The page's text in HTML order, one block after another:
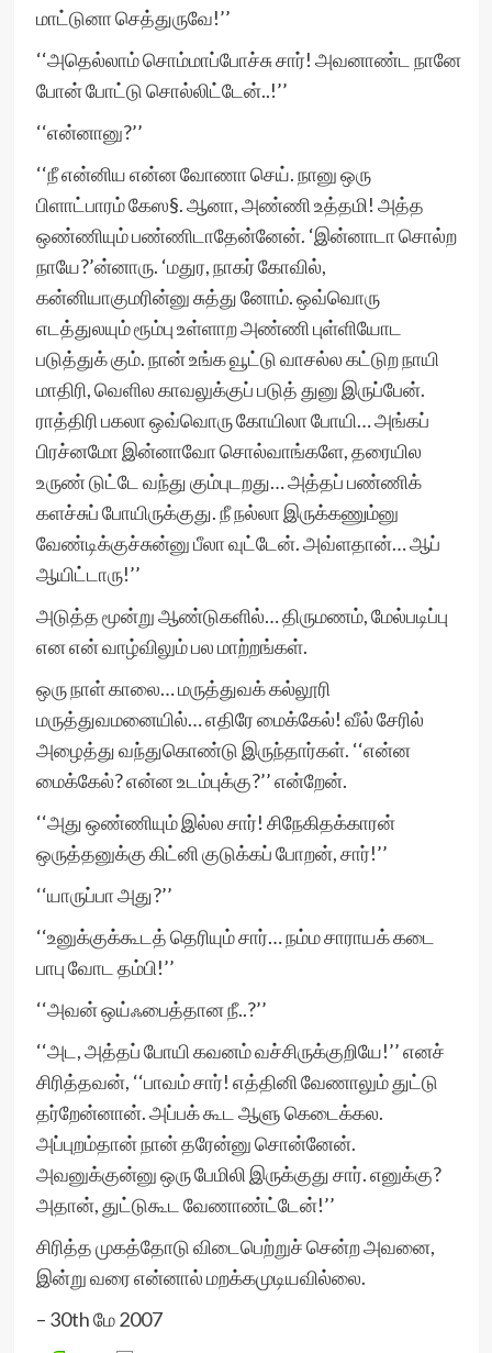
மாட்டுனா செத்துருவே!’’
‘‘அதெல்லாம் சொம்மாப்போச்சு சார்! அவனாண்ட நானே
போன் போட்டு சொல்லிட்டேன்..!’’
‘‘என்னானு?’’
‘‘நீ என்னிய என்ன வோணா செய். நானு ஒரு
பிளாட்பாரம் கேஸ§. ஆனா, அண்ணி உத்தமி! அத்த
ஒண்ணியும் பண்ணிடாதேன்னேன். ‘இன்னாடா சொல்ற
நாயே?’ன்னாரு. ‘மதுர, நாகர் கோவில்,
கன்னியாகுமரின்னு சுத்து னோம். ஒவ்வொரு
எடத்துலயும் ரூம்பு உள்ளாற அண்ணி புள்ளியோட
படுத்துக் கும். நான் உங்க வூட்டு வாசல்ல கட்டுற நாயி
மாதிரி, வெளில காவலுக்குப் படுத் துனு இருப்பேன்.
ராத்திரி பகலா ஒவ்வொரு கோயிலா போயி… அங்கப்
பிரச்னமோ இன்னாவோ சொல்வாங்களே, தரையில
உருண் டுட்டே வந்து கும்புடறது… அத்தப் பண்ணிக்
களச்சுப் போயிருக்குது. நீ நல்லா இருக்கணும்னு
வேண்டிக்குச்சுன்னு பீலா வுட்டேன். அவ்ளதான்… ஆப்
ஆயிட்டாரு!’’
அடுத்த மூன்று ஆண்டுகளில்… திருமணம், மேல்படிப்பு
என என் வாழ்விலும் பல மாற்றங்கள்.
ஒரு நாள் காலை… மருத்துவக் கல்லூரி
மருத்துவமனையில்… எதிரே மைக்கேல்! வீல் சேரில்
அழைத்து வந்துகொண்டு இருந்தார்கள். ‘‘என்ன
மைக்கேல்? என்ன உடம்புக்கு?’’ என்றேன்.
‘‘அது ஒண்ணியும் இல்ல சார்! சிநேகிதக்காரன்
ஒருத்தனுக்கு கிட்னி குடுக்கப் போறன், சார்!’’
‘‘யாருப்பா அது?’’
‘‘உனுக்குக்கூடத் தெரியும் சார்… நம்ம சாராயக் கடை
பாபு வோட தம்பி!’’
‘‘அவன் ஒய்ஃபைத்தான நீ..?’’
‘‘அட, அத்தப் போயி கவனம் வச்சிருக்குறியே!’’ எனச்
சிரித்தவன், ‘‘பாவம் சார்! எத்தினி வேணாலும் துட்டு
தர்றேன்னான். அப்பக் கூட ஆளு கெடைக்கல.
அப்புறம்தான் நான் தரேன்னு சொன்னேன்.
அவனுக்குன்னு ஒரு பேமிலி இருக்குது சார். எனுக்கு?
அதான், துட்டுகூட வேணாண்ட்டேன்!’’
சிரித்த முகத்தோடு விடைபெற்றுச் சென்ற அவனை,
இன்று வரை என்னால் மறக்கமுடியவில்லை.
– 30th மே 2007